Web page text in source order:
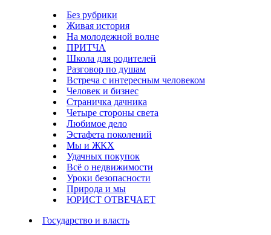
Без рубрики
Живая история
На молодежной волне
ПРИТЧА
Школа для родителей
Разговор по душам
Встреча с интересным человеком
Человек и бизнес
Страничка дачника
Четыре стороны света
Любимое дело
Эстафета поколений
Мы и ЖКХ
Удачных покупок
Всё о недвижимости
Уроки безопасности
Природа и мы
ЮРИСТ ОТВЕЧАЕТ
Государство и власть